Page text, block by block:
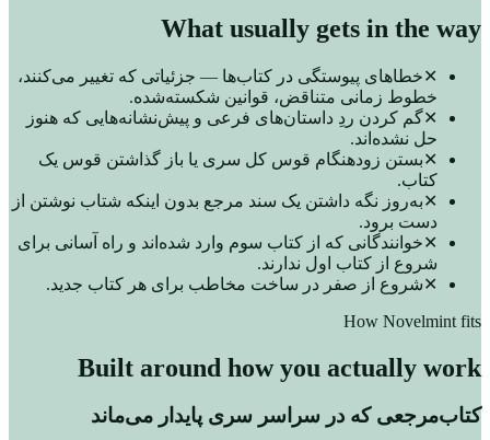
What usually gets in the way
✕خطاهای پیوستگی در کتاب‌ها — جزئیاتی که تغییر می‌کنند،
خطوط زمانی متناقض، قوانین شکسته‌شده.
✕گم کردن ردِ داستان‌های فرعی و پیش‌نشانه‌هایی که هنوز
حل نشده‌اند.
✕بستن زودهنگام قوس کل سری یا باز گذاشتن قوس یک
کتاب.
✕به‌روز نگه داشتن یک سند مرجع بدون اینکه شتاب نوشتن از
دست برود.
✕خوانندگانی که از کتاب سوم وارد شده‌اند و راه آسانی برای
شروع از کتاب اول ندارند.
✕شروع از صفر در ساخت مخاطب برای هر کتاب جدید.
How Novelmint fits
Built around how you actually work
کتاب‌مرجعی که در سراسر سری پایدار می‌ماند